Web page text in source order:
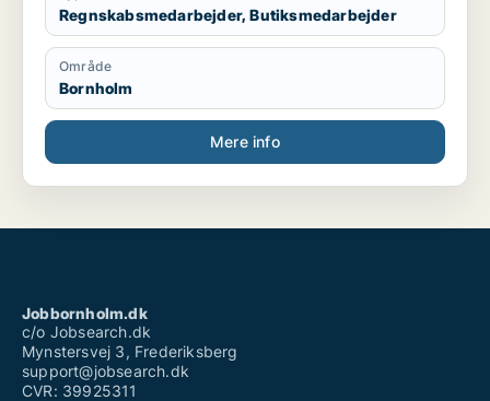
Regnskabsmedarbejder, Butiksmedarbejder
Område
Bornholm
Mere info
Jobbornholm.dk
c/o Jobsearch.dk
Mynstersvej 3, Frederiksberg
support@jobsearch.dk
CVR: 39925311